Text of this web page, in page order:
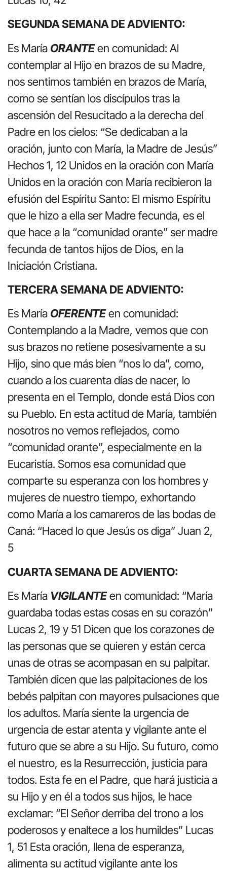
SEGUNDA SEMANA DE ADVIENTO:
Es María ORANTEen comunidad: Al
contemplar al Hijo en brazos de su Madre,
nos sentimos también en brazos de María,
como se sentían los discípulos tras la
ascensión del Resucitado a la derecha del
Padre en los cielos: “Se dedicaban a la
oración, junto con María, la Madre de Jesús”
Hechos 1, 12 Unidos en la oración con María
Unidos en la oración con María recibieron la
efusión del Espíritu Santo: El mismo Espíritu
que le hizo a ella ser Madre fecunda, es el
que hace a la “comunidad orante” ser madre
fecunda de tantos hijos de Dios, en la
Iniciación Cristiana.
TERCERA SEMANA DE ADVIENTO:
Es María OFERENTEen comunidad:
Contemplando a la Madre, vemos que con
sus brazos no retiene posesivamente a su
Hijo, sino que más bien “nos lo da”, como,
cuando a los cuarenta días de nacer, lo
presenta en el Templo, donde está Dios con
su Pueblo. En esta actitud de María, también
nosotros no vemos reflejados, como
“comunidad orante”, especialmente en la
Eucaristía. Somos esa comunidad que
comparte su esperanza con los hombres y
mujeres de nuestro tiempo, exhortando
como María a los camareros de las bodas de
Caná: “Haced lo que Jesús os diga” Juan 2,
5
CUARTA SEMANA DE ADVIENTO:
Es María VIGILANTEen comunidad: “María
guardaba todas estas cosas en su corazón”
Lucas 2, 19 y 51 Dicen que los corazones de
las personas que se quieren y están cerca
unas de otras se acompasan en su palpitar.
También dicen que las palpitaciones de los
bebés palpitan con mayores pulsaciones que
los adultos. María siente la urgencia de
urgencia de estar atenta y vigilante ante el
futuro que se abre a su Hijo. Su futuro, como
el nuestro, es la Resurrección, justicia para
todos. Esta fe en el Padre, que hará justicia a
su Hijo y en él a todos sus hijos, le hace
exclamar: “El Señor derriba del trono a los
poderosos y enaltece a los humildes” Lucas
1, 51 Esta oración, llena de esperanza,
alimenta su actitud vigilante ante los